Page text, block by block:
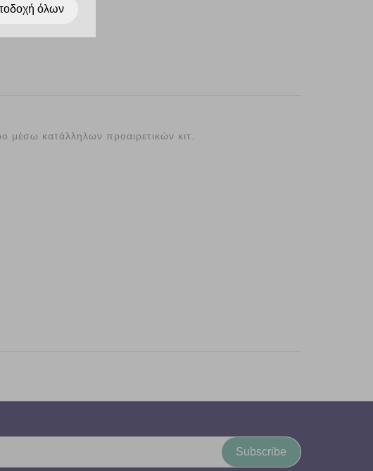
μέσω κατάλληλων προαιρετικών κιτ.
Subscribe
όλων